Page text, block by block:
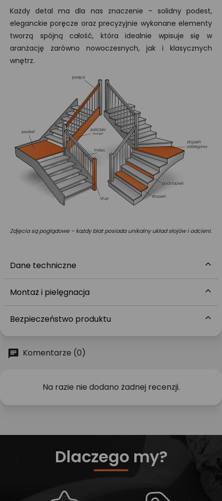
Każdy detal ma dla nas znaczenie – solidny podest,
eleganckie poręcze oraz precyzyjnie wykonane elementy
tworzą spójną całość, która idealnie wpisuje się w
aranżację zarówno nowoczesnych, jak i klasycznych
wnętrz.
Zdjęcia są poglądowe – każdy blat posiada unikalny układ słojów i odcieni.
Dane techniczne
Montaż i pielęgnacja
Bezpieczeństwo produktu
Komentarze (0)
Na razie nie dodano żadnej recenzji.
Dlaczego my?